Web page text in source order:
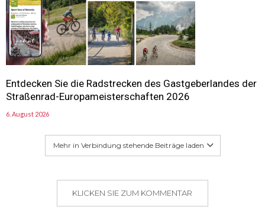
Entdecken Sie die Radstrecken des Gastgeberlandes der
Straßenrad-Europameisterschaften 2026
6. August 2026
Mehr in Verbindung stehende Beiträge laden
KLICKEN SIE ZUM KOMMENTAR